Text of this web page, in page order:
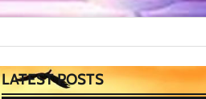
LATEST POSTS